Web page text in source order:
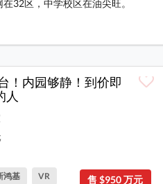
32区，中学校区在油尖旺。
！内园够静！到价即
人
售 $950 万元
鸿基 VR